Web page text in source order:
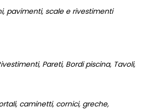
pavimenti, scale e rivestimenti
Pareti, Bordi piscina, Tavoli,
caminetti, cornici, greche,